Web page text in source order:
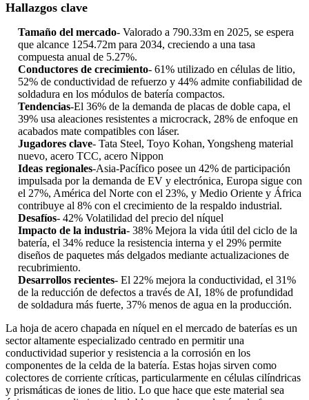
Hallazgos clave
Tamaño del mercado- Valorado a 790.33m en 2025, se espera
que alcance 1254.72m para 2034, creciendo a una tasa
compuesta anual de 5.27%.
Conductores de crecimiento- 61% utilizado en células de litio,
52% de conductividad de refuerzo y 44% admite confiabilidad de
soldadura en los módulos de batería compactos.
Tendencias-El 36% de la demanda de placas de doble capa, el
39% usa aleaciones resistentes a microcrack, 28% de enfoque en
acabados mate compatibles con láser.
Jugadores clave- Tata Steel, Toyo Kohan, Yongsheng material
nuevo, acero TCC, acero Nippon
Ideas regionales-Asia-Pacífico posee un 42% de participación
impulsada por la demanda de EV y electrónica, Europa sigue con
el 27%, América del Norte con el 23%, y Medio Oriente y África
contribuye al 8% con el crecimiento de la respaldo industrial.
Desafíos- 42% Volatilidad del precio del níquel
Impacto de la industria- 38% Mejora la vida útil del ciclo de la
batería, el 34% reduce la resistencia interna y el 29% permite
diseños de paquetes más delgados mediante actualizaciones de
recubrimiento.
Desarrollos recientes- El 22% mejora la conductividad, el 31%
de la reducción de defectos a través de AI, 18% de profundidad
de soldadura más fuerte, 37% menos de agua en la producción.
La hoja de acero chapada en níquel en el mercado de baterías es un
sector altamente especializado centrado en permitir una
conductividad superior y resistencia a la corrosión en los
componentes de la celda de la batería. Estas hojas sirven como
colectores de corriente críticas, particularmente en células cilíndricas
y prismáticas de iones de litio. Lo que hace que este material sea